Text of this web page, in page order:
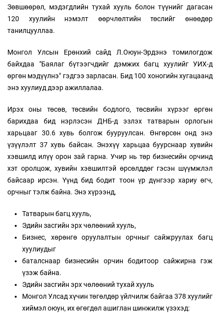
Зөвшөөрөл, мэдэгдлийн тухай хууль болон түүнийг дагасан
120 хуулийн нэмэлт өөрчлөлтийн төслийг өнөөдөр
танилцууллаа.
Монгол Улсын Ерөнхий сайд Л.Оюун-Эрдэнэ томилогдож
байхдаа "Баялаг бүтээгчдийг дэмжих багц хуулийг УИХ-д
өргөн мэдүүлнэ" гэдгээ зарласан. Бид 100 хоногийн хугацаанд
энэ хуулиуд дээр ажиллалаа.
Ирэх оны төсөв, төсвийн бодлого, төсвийн хүрээг өргөн
барихдаа бид нэрлэсэн ДНБ-д эзлэх татварын орлогын
харьцааг 30.6 хувь болгож бууруулсан. Өнгөрсөн онд энэ
үзүүлэлт 37 хувь байсан. Энэхүү харьцаа буурснаар хувийн
хэвшилд илүү орон зай гарна. Учир нь төр бизнесийн орчинд
хэт оролцож, хувийн хэвшилтэй өрсөлддөг гэсэн шүүмжлэл
байсаар ирсэн. Үүнд бид бодит тоон үр дүнгээр хариу өгч,
орчныг тэлж байна. Энэ хүрээнд,
Татварын багц хууль,
Эдийн засгийн эрх чөлөөний хууль,
Бизнес, хөрөнгө оруулалтын орчныг сайжруулах багц
хуулиудыг
баталснаар бизнесийн орчин бодитоор сайжирна гэж
үзэж байна.
Эдийн засгийн эрх чөлөөний тухай хууль
Монгол Улсад хүчин төгөлдөр үйлчилж байгаа 378 хуулийг
хиймэл оюун, их өгөгдөл ашиглан шинжилж үзэхэд: